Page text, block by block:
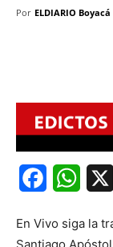
Por ELDIARIO Boyacá
Facebook
En Vivo siga la